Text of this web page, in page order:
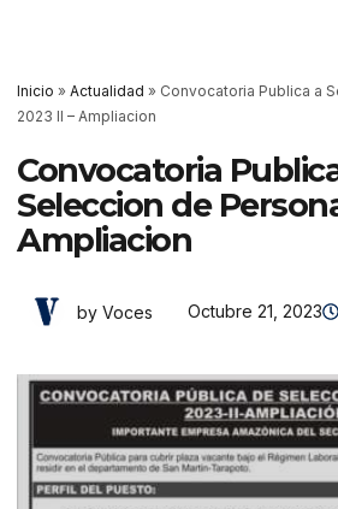
Inicio » Actualidad » Convocatoria Publica a
2023 II – Ampliacion
Convocatoria
Seleccion de
Ampliacion
by Voces Octubre 21, 2023